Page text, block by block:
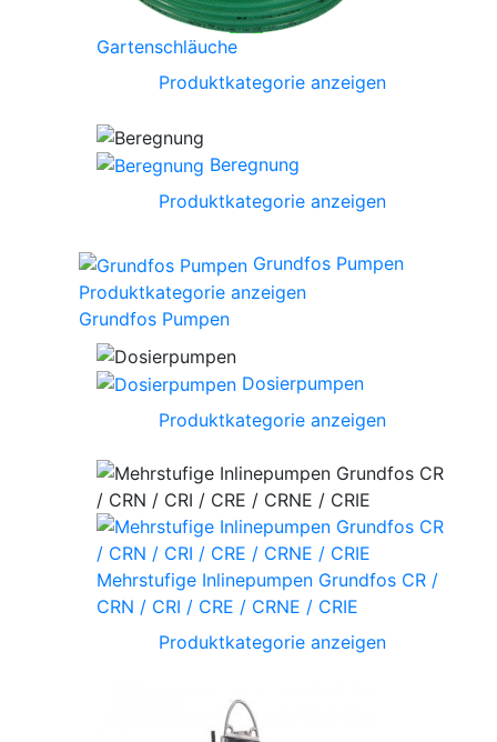
Gartenschläuche
Produktkategorie anzeigen
Beregnung
Produktkategorie anzeigen
Grundfos Pumpen
Produktkategorie anzeigen
Grundfos Pumpen
Dosierpumpen
Produktkategorie anzeigen
Mehrstufige Inlinepumpen Grundfos CR /
CRN / CRI / CRE / CRNE / CRIE
Produktkategorie anzeigen